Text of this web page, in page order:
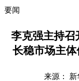
要闻
李克强主持召
长稳市场主
来源： 新